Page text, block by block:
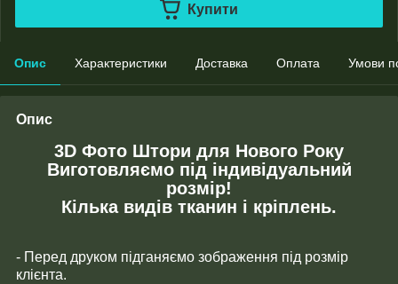
Купити
Опис Характеристики Доставка Оплата Умови
Опис
3D Фото Штори для Нового Року
Виготовляємо під індивідуальний
розмір!
Кілька видів тканин і кріплень.
- Перед друком підганяємо зображення під розмір
клієнта.